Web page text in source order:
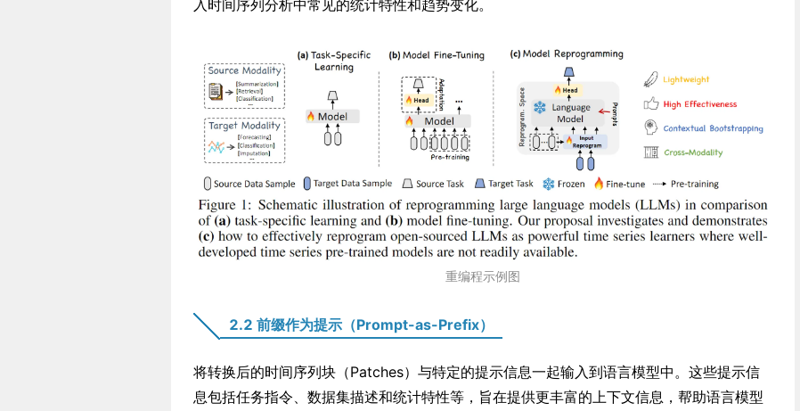
入时间序列分析中常见的统计特性和趋势变化。
重编程示例图
2.2 前缀作为提示（Prompt-as-Prefix）
将转换后的时间序列块（Patches）与特定的提示信息一起输入到语言模型中。这些提示信
息包括任务指令、数据集描述和统计特性等，旨在提供更丰富的上下文信息，帮助语言模型